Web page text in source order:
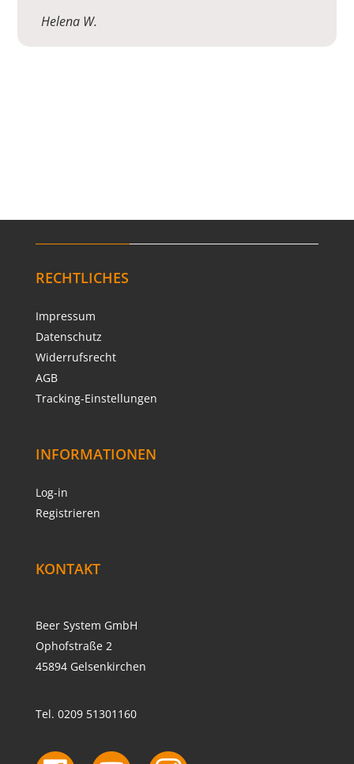
Helena W.
RECHTLICHES
Impressum
Datenschutz
Widerrufsrecht
AGB
Tracking-Einstellungen
INFORMATIONEN
Log-in
Registrieren
KONTAKT
Beer System GmbH
Ophofstraße 2
45894 Gelsenkirchen
Tel. 0209 51301160